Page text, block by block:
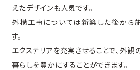
えたデザインも人気です。
外構工事については新築した後から
す。
エクステリアを充実させることで、外観
暮らしを豊かにすることができます。